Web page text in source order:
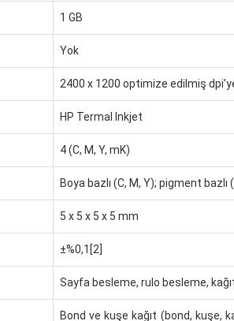
1 GB
Yok
2400 x 1200 optimize edilmiş
HP Termal Inkjet
4 (C, M, Y, mK)
Boya bazlı (C, M, Y); pigment bazlı
5 x 5 x 5 x 5 mm
±%0,1[2]
Sayfa besleme, rulo besleme,
Bond ve kuşe kağıt (bond, kuşe,